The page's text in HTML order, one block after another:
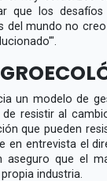
que los desafíos
del mundo no
un modelo de
resistir al
que pueden
en entrevista el
aseguro que el
industria.